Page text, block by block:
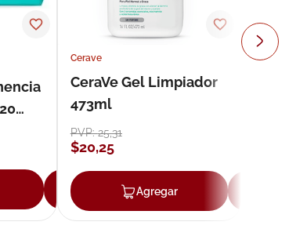
Agregar
Cerave
CeraVe Gel Limpiador
473ml
PVP:25,31
$20,25
Agregar